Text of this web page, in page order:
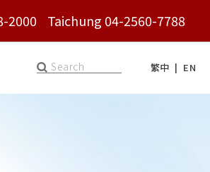
2000 Taichung 04-2560-7788
2000 Taichung 04-2560-7788
繁中 EN